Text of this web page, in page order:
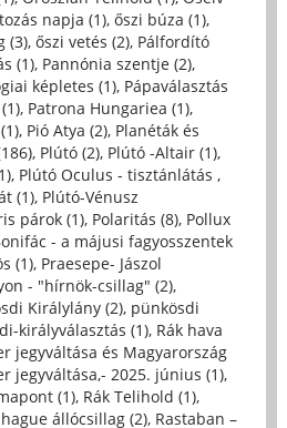
napja (1), őszi búza (1),
(3), őszi vetés (2), Pálfordító
(1), Pannónia szentje (2),
képletes (1), Pápaválasztás
, Patrona Hungariea (1),
, Pió Atya (2), Planéták és
, Plútó (2), Plútó -Altair (1),
, Plútó Oculus - tisztánlátás ,
(1), Plútó-Vénusz
párok (1), Polaritás (8), Pollux
- a májusi fagyosszentek
(1), Praesepe- Jászol
- "hírnök-csillag" (2),
Királylány (2), pünkösdi
királyválasztás (1), Rák hava
jegyváltása és Magyarország
jegyváltása,- 2025. június (1),
(1), Rák Telihold (1),
állócsillag (2), Rastaban –